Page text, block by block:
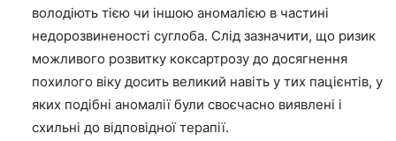
володіють тією чи іншою аномалією в частині
недорозвиненості суглоба. Слід зазначити, що ризик
можливого розвитку коксартрозу до досягнення
похилого віку досить великий навіть у тих пацієнтів, у
яких подібні аномалії були своєчасно виявлені і
схильні до відповідної терапії.